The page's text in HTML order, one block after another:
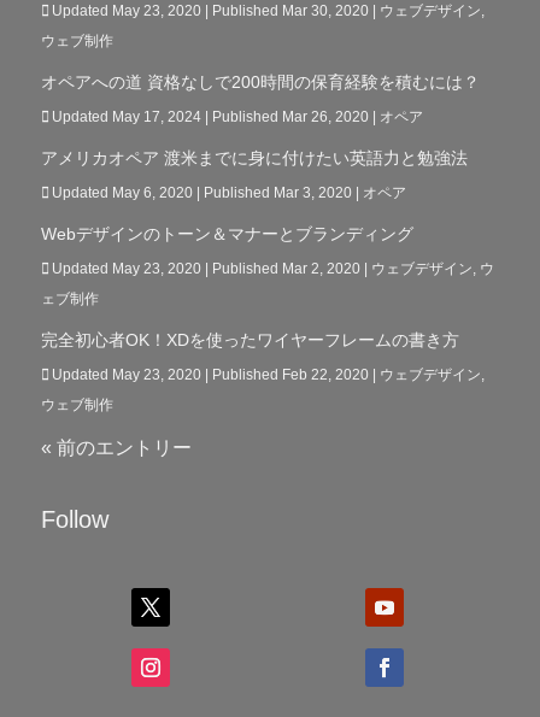
Updated May 23, 2020 | Published Mar 30, 2020| ウェブデザイン,
ウェブ制作
オペアへの道 資格なしで200時間の保育経験を積むには？
Updated May 17, 2024 | Published Mar 26, 2020| オペア
アメリカオペア 渡米までに身に付けたい英語力と勉強法
Updated May 6, 2020 | Published Mar 3, 2020| オペア
Webデザインのトーン＆マナーとブランディング
Updated May 23, 2020 | Published Mar 2, 2020| ウェブデザイン, ウ
ェブ制作
完全初心者OK！XDを使ったワイヤーフレームの書き方
Updated May 23, 2020 | Published Feb 22, 2020| ウェブデザイン,
ウェブ制作
« 前のエントリー
Follow